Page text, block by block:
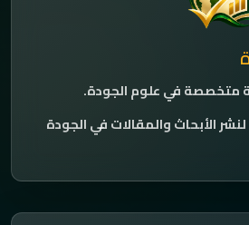
متخصصة في علوم الجودة.
الأبحاث والمقالات في الجودة